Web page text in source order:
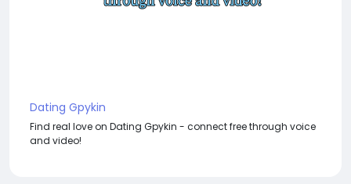
Dating Gpykin
Find real love on Dating Gpykin - connect free through voice
and video!